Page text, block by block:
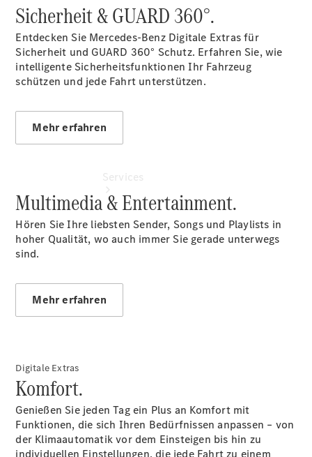
entspannt zur
Plakette
Serviceangebote
Reifen &
Reparatur &
Werkstatt
Rückrufe &
Umrüstungen
Sicherheit & GUARD 360°.
Entdecken Sie Mercedes-Benz Digitale Extras für
Sicherheit und GUARD 360° Schutz. Erfahren Sie, wie
intelligente Sicherheitsfunktionen Ihr Fahrzeug
schützen und jede Fahrt unterstützen.
Mehr erfahren
Multimedia & Entertainment.
Hören Sie Ihre liebsten Sender, Songs und Playlists in
hoher Qualität, wo auch immer Sie gerade unterwegs
sind.
Mehr erfahren
Digitale Extras
Komfort.
Genießen Sie jeden Tag ein Plus an Komfort mit
Funktionen, die sich Ihren Bedürfnissen anpassen – von
der Klimaautomatik vor dem Einsteigen bis hin zu
individuellen Einstellungen, die jede Fahrt zu einem